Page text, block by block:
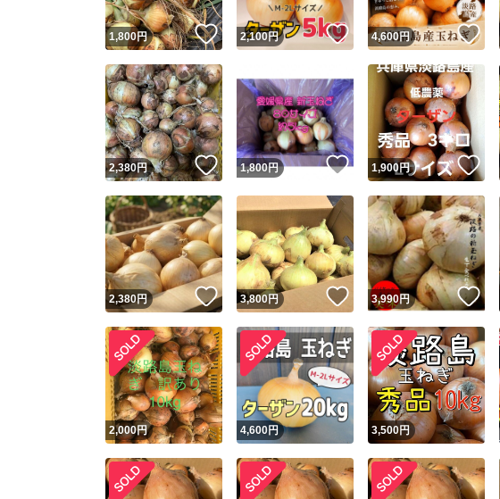
スピード＆安心発送
スピード発送
安心発送
1,800円 いいね！
2,100円 いいね！
4,600円
2,380円 いいね！
1,800円 いいね！
1,900円
2,380円 いいね！
3,800円 いいね！
3,990円 い
2,000円 4,600円 3,500円